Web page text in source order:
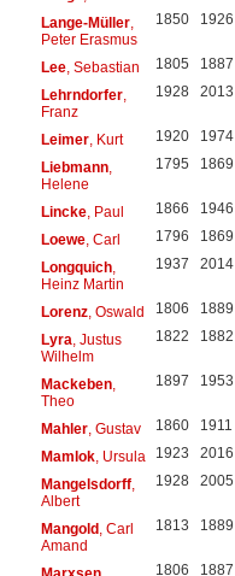
Lange-Müller,
Peter Erasmus
1850 1926
Lee, Sebastian 1805 1887
Lehrndorfer,
Franz
1928 2013
Leimer, Kurt 1920 1974
Liebmann,
Helene
1795 1869
Lincke, Paul 1866 1946
Loewe, Carl 1796 1869
Longquich,
Heinz Martin
1937 2014
Lorenz, Oswald 1806 1889
Lyra, Justus
Wilhelm
1822 1882
Mackeben,
Theo
1897 1953
Mahler, Gustav 1860 1911
Mamlok, Ursula 1923 2016
Mangelsdorff,
Albert
1928 2005
Mangold , Carl
Amand
1813 1889
1806 1887